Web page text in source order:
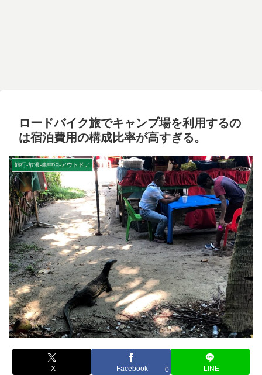
ロードバイク旅でキャンプ場を利用するの
は宿泊費用の構成比率が高すぎる。
旅行-放浪-車中泊-アウトドア
X Facebook 0 LINE